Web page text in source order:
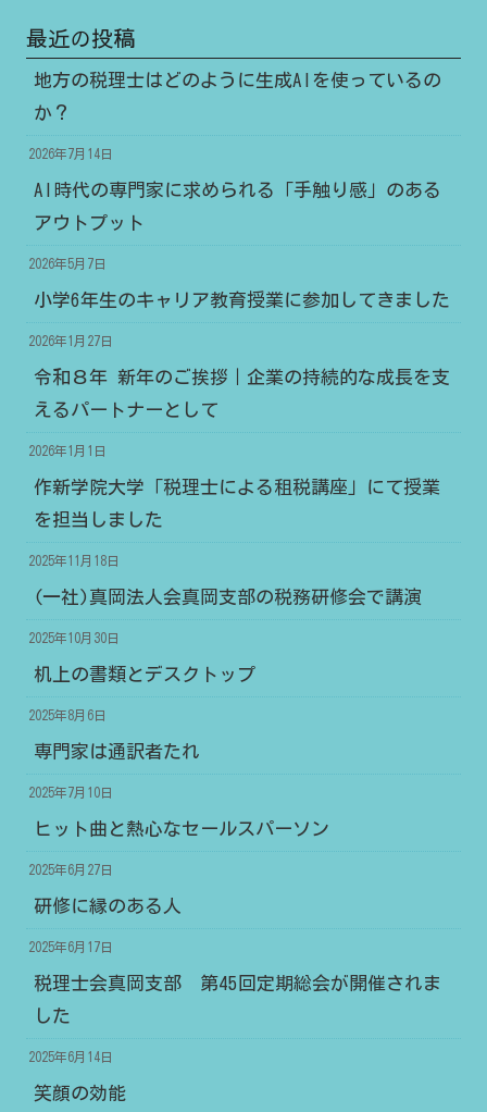
最近の投稿
地方の税理士はどのように生成AIを使っているの
か？
2026年7月14日
AI時代の専門家に求められる「手触り感」のある
アウトプット
2026年5月7日
小学6年生のキャリア教育授業に参加してきました
2026年1月27日
令和８年 新年のご挨拶｜企業の持続的な成長を支
えるパートナーとして
2026年1月1日
作新学院大学「税理士による租税講座」にて授業
を担当しました
2025年11月18日
(一社)真岡法人会真岡支部の税務研修会で講演
2025年10月30日
机上の書類とデスクトップ
2025年8月6日
専門家は通訳者たれ
2025年7月10日
ヒット曲と熱心なセールスパーソン
2025年6月27日
研修に縁のある人
2025年6月17日
税理士会真岡支部 第45回定期総会が開催されま
した
2025年6月14日
笑顔の効能